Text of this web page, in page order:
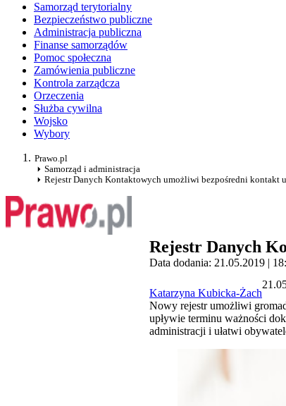
Samorząd terytorialny
Bezpieczeństwo publiczne
Administracja publiczna
Finanse samorządów
Pomoc społeczna
Zamówienia publiczne
Kontrola zarządcza
Orzeczenia
Służba cywilna
Wojsko
Wybory
Prawo.pl
Samorząd i administracja
Rejestr Danych Kontaktowych umożliwi bezpośredni kontakt
Rejestr Danych
Data dodania: 21.05.2019 |
Katarzyna Kubicka-Żach
Nowy rejestr umożliwi
upływie terminu ważności
administracji i ułatwi